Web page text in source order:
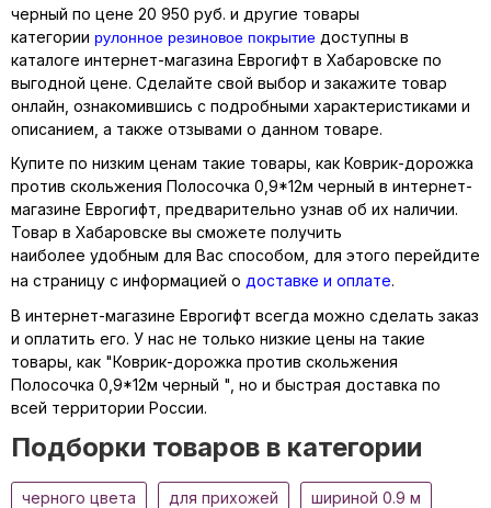
черный по цене 20 950 руб. и другие товары
категории рулонное резиновое покрытие доступны в
каталоге интернет-магазина Еврогифт в Хабаровске по
выгодной цене. Сделайте свой выбор и закажите товар
онлайн, ознакомившись с подробными характеристиками и
описанием, а также отзывами о данном товаре.
Купите по низким ценам такие товары, как Коврик-дорожка
против скольжения Полосочка 0,9*12м черный в интернет-
магазине Еврогифт, предварительно узнав об их наличии.
Товар в Хабаровске вы сможете получить
наиболее удобным для Вас способом, для этого перейдите
на страницу с информацией о доставке и оплате.
В интернет-магазине Еврогифт всегда можно сделать заказ
и оплатить его. У нас не только низкие цены на такие
товары, как "Коврик-дорожка против скольжения
Полосочка 0,9*12м черный ", но и быстрая доставка по
всей территории России.
Подборки товаров в категории
черного цвета для прихожей шириной 0.9 м